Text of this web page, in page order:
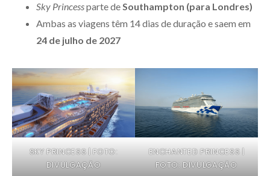
Sky Princessparte deSouthampton (para Londres)
Ambas as viagens têm 14 dias de duração e saem em
24 de julho de 2027
SKY PRINCESS | FOTO:
DIVULGAÇÃO
ENCHANTED PRINCESS |
FOTO: DIVULGAÇÃO